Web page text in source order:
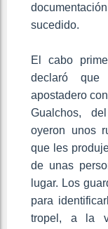
sucedido.
El cabo
declaró
apostadero
Gualchos,
oyeron unos
que les
de unas
lugar. Los
para
tropel, a la